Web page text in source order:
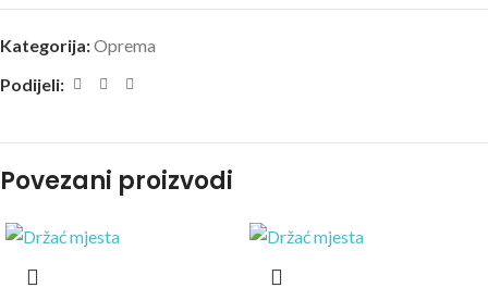
Kategorija:Oprema
Podijeli:
Povezani proizvodi